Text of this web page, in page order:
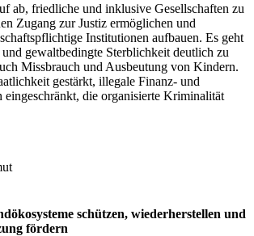
ab, friedliche und inklusive Gesellschaften zu
Zugang zur Justiz ermöglichen und
Institutionen aufbauen. Es geht
gewaltbedingte Sterblichkeit deutlich zu
Missbrauch und Ausbeutung von Kindern.
gestärkt, illegale Finanz- und
eingeschränkt, die organisierte Kriminalität
schüt­zen, wie­der­her­stel­len und
för­dern